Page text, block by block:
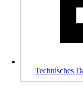
Technisches